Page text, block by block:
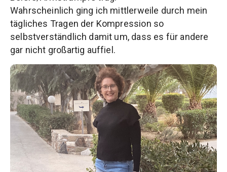
Wahrscheinlich ging ich mittlerweile durch mein
tägliches Tragen der Kompression so
selbstverständlich damit um, dass es für andere
gar nicht großartig auffiel.